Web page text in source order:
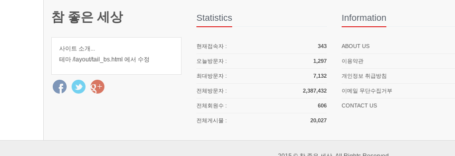
참 좋은 세상
사이트 소개...
테마 /layout/tail_bs.html 에서 수정
Statistics
현재접속자 : 343
오늘방문자 : 1,297
최대방문자 : 7,132
전체방문자 : 2,387,432
전체회원수 : 606
전체게시물 : 20,027
Information
ABOUT US
이용약관
개인정보 취급방침
이메일 무단수집거부
CONTACT US